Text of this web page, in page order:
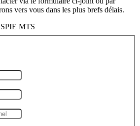
vers vous dans les plus brefs délais.
MTS